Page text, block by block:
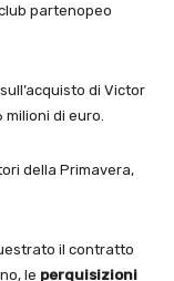
partenopeo
di Victor
di euro.
della Primavera,
il contratto
le perquisizioni